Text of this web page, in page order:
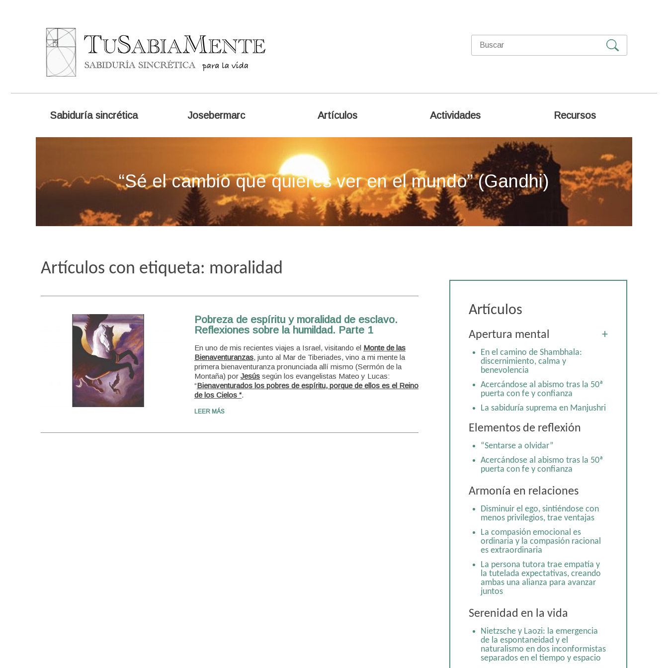
Sabiduría sincrética Josebermarc Artículos Actividades Recursos
“Sé el cambio que quieres ver en el mundo” (Gandhi)
Artículos con etiqueta: moralidad
Pobreza de espíritu y moralidad de esclavo.
Reflexiones sobre la humildad. Parte 1
En uno de mis recientes viajes a Israel, visitando el Monte de las
Bienaventuranzas, junto al Mar de Tiberiades, vino a mi mente la
primera bienaventuranza pronunciada allí mismo (Sermón de la
Montaña) por Jesús según los evangelistas Mateo y Lucas:
“Bienaventurados los pobres de espíritu, porque de ellos es el Reino
de los Cielos “.
LEER MÁS
Artículos
+
Apertura mental
En el camino de Shambhala:
discernimiento, calma y
benevolencia
Acercándose al abismo tras la 50ª
puerta con fe y confianza
La sabiduría suprema en Manjushri
Nietzsche y Laozi: la emergencia
de la espontaneidad y el
naturalismo en dos inconformistas
separados en el tiempo y espacio
De praemeditatio malorum a
memento mori y al yoga de la
Disminuir el ego, sintiéndose con
menos privilegios, trae ventajas
En el camino de Shambhala:
discernimiento, calma y
benevolencia
Elementos de reflexión
“Sentarse a olvidar”
Acercándose al abismo tras la 50ª
puerta con fe y confianza
Armonía en relaciones
Disminuir el ego, sintiéndose con
menos privilegios, trae ventajas
La compasión emocional es
ordinaria y la compasión racional
es extraordinaria
La persona tutora trae empatía y
la tutelada expectativas, creando
ambas una alianza para avanzar
juntos
Serenidad en la vida
Nietzsche y Laozi: la emergencia
de la espontaneidad y el
naturalismo en dos inconformistas
separados en el tiempo y espacio